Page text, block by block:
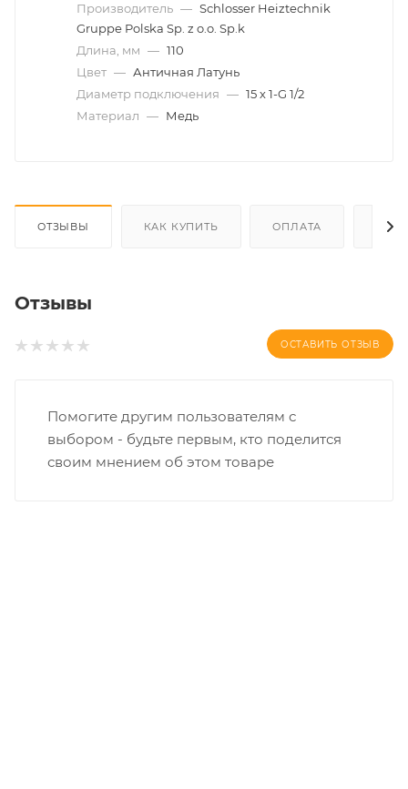
Производитель — Schlosser Heiztechnik
Gruppe Polska Sp. z o.o. Sp.k
Длина, мм — 110
Цвет — Античная Латунь
Диаметр подключения — 15 х 1-G 1/2
Материал — Медь
ОТЗЫВЫ КАК КУПИТЬ ОПЛАТА
Отзывы
ОСТАВИТЬ ОТЗЫВ
Помогите другим пользователям с
выбором - будьте первым, кто поделится
своим мнением об этом товаре